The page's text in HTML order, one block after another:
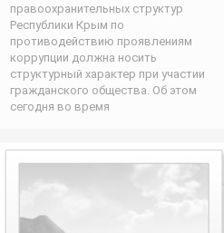
правоохранительных структур
Республики Крым по
противодействию проявлениям
коррупции должна носить
структурный характер при участии
гражданского общества. Об этом
сегодня во время